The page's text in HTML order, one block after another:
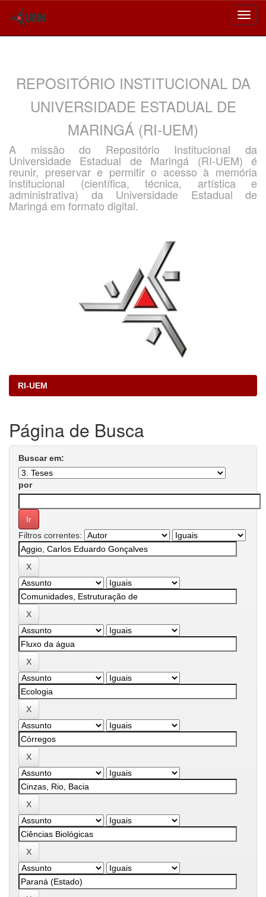
REPOSITÓRIO INSTITUCIONAL DA
UNIVERSIDADE ESTADUAL DE
MARINGÁ (RI-UEM)
A missão do Repositório Institucional da
Universidade Estadual de Maringá (RI-UEM) é
reunir, preservar e permitir o acesso à memória
institucional (científica, técnica, artística e
administrativa) da Universidade Estadual de
Maringá em formato digital.
RI-UEM
Página de Busca
Buscar em:
por
Filtros correntes: